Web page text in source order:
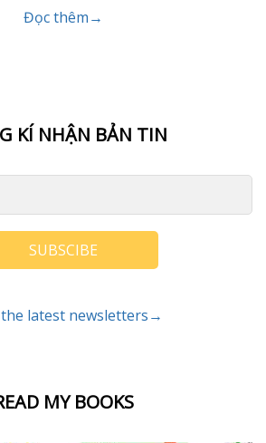
MY BOOKS
Đọc thêm→
KÍ NHẬN BẢN TIN
SUBSCIBE
the latest newsletters→